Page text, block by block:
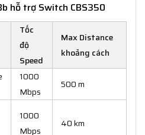
hỗ trợ Switch CBS350
Tốc
độ
Speed
Max Distance
khoảng cách
1000
Mbps
500 m
1000
Mbps
40 km